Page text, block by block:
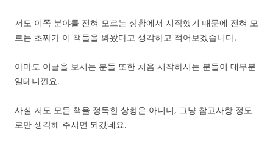
저도 이쪽 분야를 전혀 모르는 상황에서 시작했기 때문에 전혀 모
르는 초짜가 이 책들을 봐왔다고 생각하고 적어보겠습니다.
아마도 이글을 보시는 분들 또한 처음 시작하시는 분들이 대부분
일테니깐요.
사실 저도 모든 책을 정독한 상황은 아니니, 그냥 참고사항 정도
로만 생각해 주시면 되겠네요.